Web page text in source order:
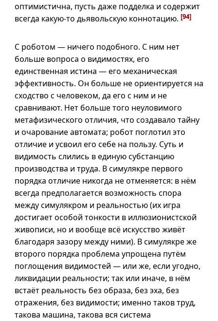
оптимистична, пусть даже подделка и содержит
всегда какую-то дьявольскую коннотацию. [94]
С роботом — ничего подобного. С ним нет
больше вопроса о видимостях, его
единственная истина — его механическая
эффективность. Он больше не ориентируется на
сходство с человеком, да его с ним и не
сравнивают. Нет больше того неуловимого
метафизического отличия, что создавало тайну
и очарование автомата; робот поглотил это
отличие и усвоил его себе на пользу. Суть и
видимость слились в единую субстанцию
производства и труда. В симулякре первого
порядка отличие никогда не отменяется: в нём
всегда предполагается возможность спора
между симулякром и реальностью (их игра
достигает особой тонкости в иллюзионистской
живописи, но и вообще всё искусство живёт
благодаря зазору между ними). В симулякре же
второго порядка проблема упрощена путём
поглощения видимостей — или же, если угодно,
ликвидации реальности; так или иначе, в нём
встаёт реальность без образа, без эха, без
отражения, без видимости; именно таков труд,
такова машина, такова вся система